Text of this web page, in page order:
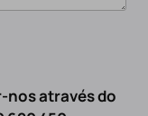
nos através do